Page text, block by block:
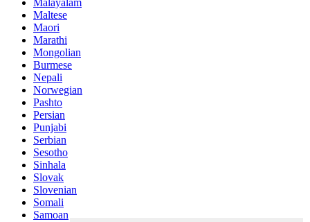
Malayalam
Maltese
Maori
Marathi
Mongolian
Burmese
Nepali
Norwegian
Pashto
Persian
Punjabi
Serbian
Sesotho
Sinhala
Slovak
Slovenian
Somali
Samoan